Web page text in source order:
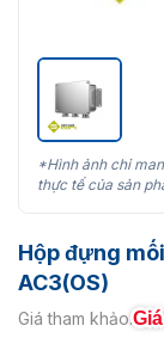
*Hình ảnh chỉ
thực tế của sản
Hộp đựng
AC3(OS)
Giá tham khảo: